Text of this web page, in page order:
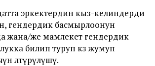
эркектердин кыз-келиндерди
гендердик басмырлоонун
жана/же мамлекет гендердик
билип туруп көз жумуп
өлтүрүлүшү.